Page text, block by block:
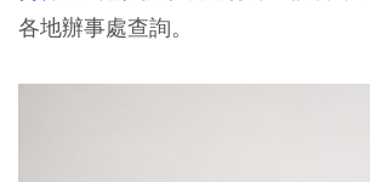
各地辦事處查詢。